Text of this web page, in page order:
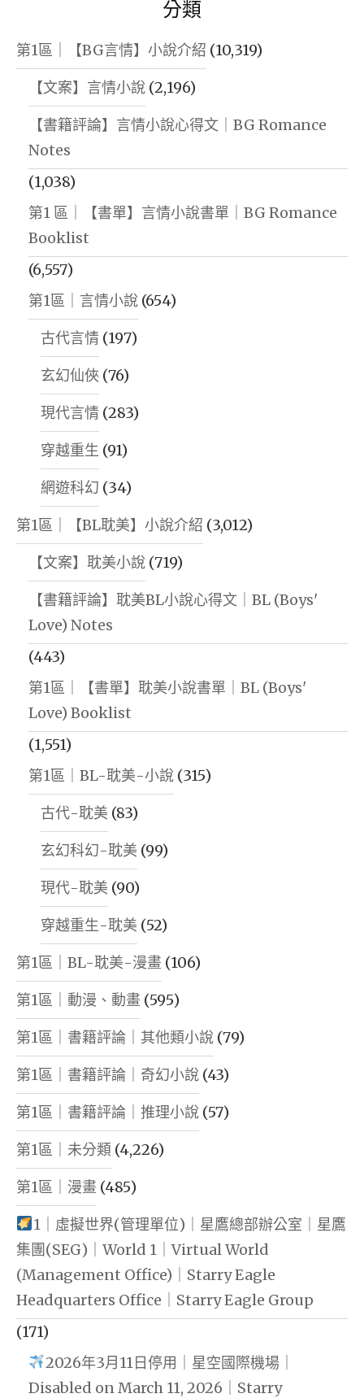
分類
第1區｜【BG言情】小說介紹 (10,319)
【文案】言情小說 (2,196)
【書籍評論】言情小說心得文｜BG Romance
Notes
(1,038)
第1 區｜【書單】言情小說書單｜BG Romance
Booklist
(6,557)
第1區｜言情小說 (654)
古代言情 (197)
玄幻仙俠 (76)
現代言情 (283)
穿越重生 (91)
網遊科幻 (34)
第1區｜【BL耽美】小說介紹 (3,012)
【文案】耽美小說 (719)
【書籍評論】耽美BL小說心得文｜BL (Boys'
Love) Notes
(443)
第1區｜【書單】耽美小說書單｜BL (Boys'
Love) Booklist
(1,551)
第1區｜BL-耽美-小說 (315)
古代-耽美 (83)
玄幻科幻-耽美 (99)
現代-耽美 (90)
穿越重生-耽美 (52)
第1區｜BL-耽美-漫畫 (106)
第1區｜動漫、動畫 (595)
第1區｜書籍評論｜其他類小說 (79)
第1區｜書籍評論｜奇幻小說 (43)
第1區｜書籍評論｜推理小說 (57)
第1區｜未分類 (4,226)
第1區｜漫畫 (485)
1｜虛擬世界(管理單位)｜星鷹總部辦公室｜星鷹
集團(SEG)｜World 1｜Virtual World
(Management Office)｜Starry Eagle
Headquarters Office｜Starry Eagle Group
(171)
2026年3月11日停用｜星空國際機場｜
Disabled on March 11, 2026｜Starry